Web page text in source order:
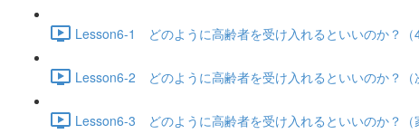
Lesson6-1 どのように高齢者を受け入れるといいのか？（
Lesson6-2 どのように高齢者を受け入れるといいのか？（
Lesson6-3 どのように高齢者を受け入れるといいのか？（